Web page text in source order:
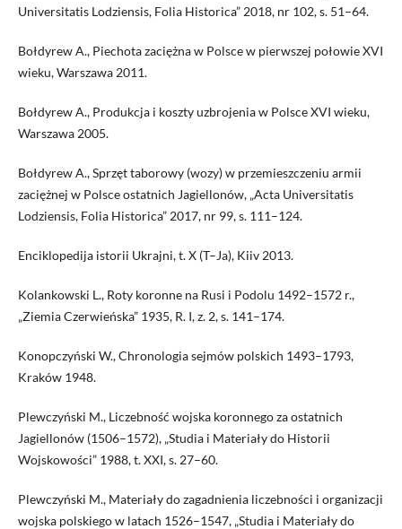
Universitatis Lodziensis, Folia Historica” 2018, nr 102, s. 51–64.
Bołdyrew A., Piechota zaciężna w Polsce w pierwszej połowie XVI
wieku, Warszawa 2011.
Bołdyrew A., Produkcja i koszty uzbrojenia w Polsce XVI wieku,
Warszawa 2005.
Bołdyrew A., Sprzęt taborowy (wozy) w przemieszczeniu armii
zaciężnej w Polsce ostatnich Jagiellonów, „Acta Universitatis
Lodziensis, Folia Historica” 2017, nr 99, s. 111–124.
Enciklopedija istorii Ukrajni, t. X (T–Ja), Kiiv 2013.
Kolankowski L., Roty koronne na Rusi i Podolu 1492–1572 r.,
„Ziemia Czerwieńska” 1935, R. I, z. 2, s. 141–174.
Konopczyński W., Chronologia sejmów polskich 1493–1793,
Kraków 1948.
Plewczyński M., Liczebność wojska koronnego za ostatnich
Jagiellonów (1506–1572), „Studia i Materiały do Historii
Wojskowości” 1988, t. XXI, s. 27–60.
Plewczyński M., Materiały do zagadnienia liczebności i organizacji
wojska polskiego w latach 1526–1547, „Studia i Materiały do